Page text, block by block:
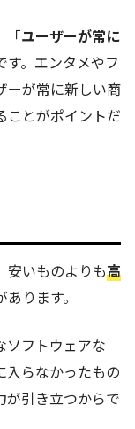
「ユーザーが常に
す。エンタメやフ
ーが常に新しい商
ことがポイントだ
安いものよりも高
ります。
ソフトウェアな
入らなかったもの
が引き立つからで